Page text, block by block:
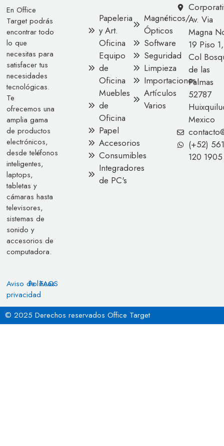
En Office
Target podrás
encontrar todo
lo que
necesitas para
satisfacer tus
necesidades
tecnológicas.
Te
ofrecemos una
amplia gama
de productos
electrónicos,
desde teléfonos
inteligentes,
laptops,
tabletas y
cámaras hasta
televisores,
sistemas de
sonido y
accesorios de
computadora.
Aviso de
privacidad
Políticas
FAQS
Papeleria
y Art.
Oficina
Equipo
de
Oficina
Muebles
de
Oficina
Papel
Accesorios
Consumibles
Integradores
de PC's
Magnéticos/
Ópticos
Software
Seguridad
Limpieza
Importaciones
Artículos
Varios
Av. Via
Magna
19 Piso 1,
Col
de las
Palmas
52787
Mexico
(+52) 561
120 1905
© 2025 Derechos reservados Office Target